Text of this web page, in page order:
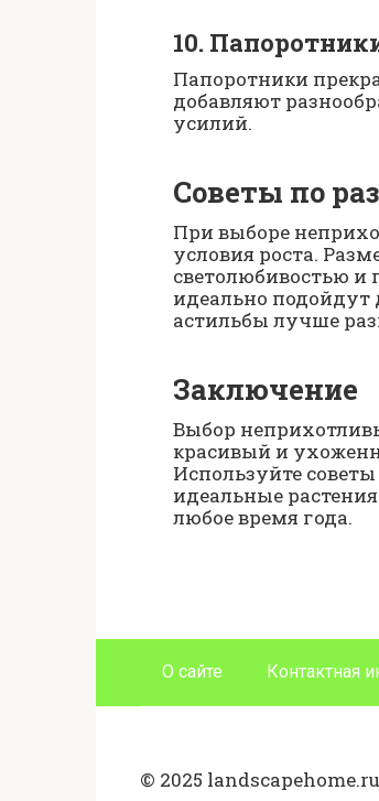
10.
Папоротники
добавляют
усилий.
Советы по
При выборе
условия роста.
светолюбивостью и
идеально подойдут
астильбы лучше
Заключение
Выбор
красивый и
Используйте
идеальные
любое время года.
О сайте Контактная
© 2025 landscapehome.ru